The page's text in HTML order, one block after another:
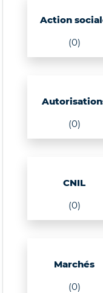
Action
(0)
(0)
CNIL
(0)
Marchés
(0)